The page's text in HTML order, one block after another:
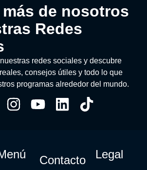
de nosotros
Redes
redes sociales y descubre
consejos útiles y todo lo que
programas alrededor del mundo.
Contacto Legal